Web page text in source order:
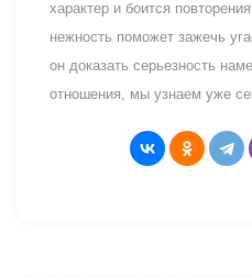
характер и боится
нежность поможет зажечь
он доказать серьезность
отношения, мы узнаем уже